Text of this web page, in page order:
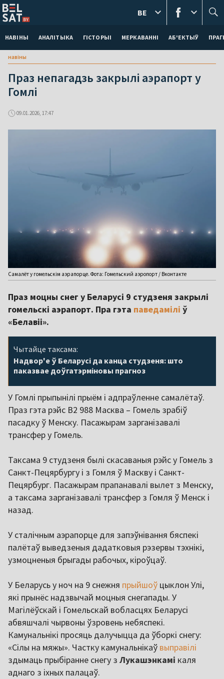
НАВІНЫ АНАЛІТЫКА ГІСТОРЫІ МЕРКАВАННI АБ'ЕКТЫЎ
BE
навіны
Праз непагадзь закрылі аэрапорт у
Гомлі
09.01.2026, 17:47
Самалёт у гомельскім аэрапорце. Фота: Гомельский аэропорт / Вконтакте
Праз моцны снег у Беларусі 9 студзеня закрылі
гомельскі аэрапорт. Пра гэта паведамілі ў
«Белавіі».
Чытайце таксама:
Надвор'е ў Беларусі да канца студзеня: што
паказвае доўгатэрміновы прагноз
У Гомлі прыпынілі прыём і адпраўленне самалётаў.
Праз гэта рэйс B2 988 Масква – Гомель зрабіў
пасадку ў Менску. Пасажырам зарганізавалі
трансфер у Гомель.
Таксама 9 студзеня былі скасаваныя рэйс у Гомель з
Санкт-Пецярбургу і з Гомля ў Маскву і Санкт-
Пецярбург. Пасажырам прапанавалі вылет з Менску,
а таксама зарганізавалі трансфер з Гомля ў Менск і
назад.
У сталічным аэрапорце для запэўнівання бяспекі
палётаў выведзеныя дадатковыя рэзервы тэхнікі,
узмоцненыя брыгады рабочых, кіроўцаў.
У Беларусь у ноч на 9 снежня прыйшоў цыклон Улі,
які прынёс надзвычай моцныя снегапады. У
Магілёўскай і Гомельскай вобласцях Беларусі
абвяшчалі чырвоны ўзровень небяспекі.
Камунальнікі просяць далучыцца да ўборкі снегу:
«Сілы на мяжы». Частку камунальнікаў выправілі
здымаць прыбіранне снегу з Лукашэнкамі каля
аднаго з іхных палацаў.